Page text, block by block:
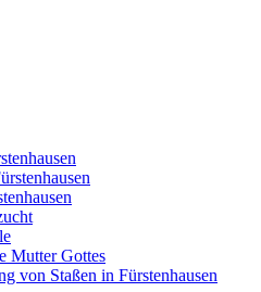
Mutter Gottes
von Staßen in Fürstenhausen